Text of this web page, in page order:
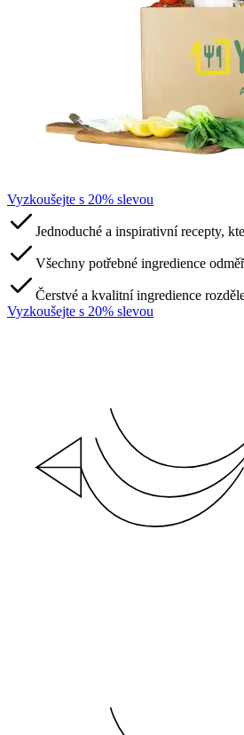
Vyzkoušejte s 20% slevou
Jednoduché a inspirativní recepty,
Všechny potřebné ingredience
Čerstvé a kvalitní ingredience
Vyzkoušejte s 20% slevou